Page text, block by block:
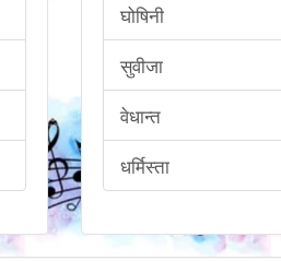
घोषिनी
सुवीजा
वेधान्त
धर्मिस्ता